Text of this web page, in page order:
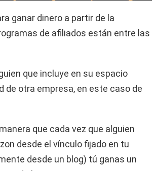
ganar dinero a partir de la
de afiliados están entre las
que incluye en su espacio
de otra empresa, en este caso de
que cada vez que alguien
desde el vínculo fijado en tu
desde un blog) tú ganas un